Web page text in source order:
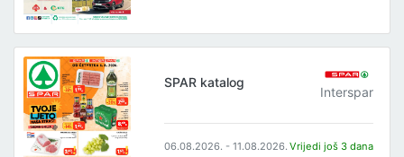
SPAR katalog
Interspar
06.08.2026. - 11.08.2026. Vrijedi još 3 dana